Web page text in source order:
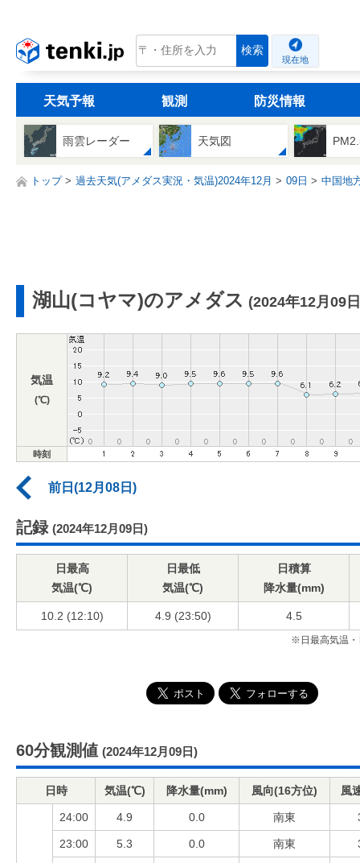
tenki.jp 検索
現在地
天気予報 観測 防災情報
雨雲レーダー 天気図
トップ 過去天気(アメダス実況・気温)2024年12月 09日 中国地
湖山(コヤマ)のアメダス (2024年12月09
気温
(℃)
時刻
前日(12月08日)
記録 (2024年12月09日)
日最高
気温(℃)
日最低
気温(℃)
日積算
降水量(mm)
10.2 (12:10) 4.9 (23:50) 4.5
※日最高気温・
60分観測値 (2024年12月09日)
日時 気温(℃) 降水量(mm) 風向(16方位) 風
24:00 4.9 0.0 南東
23:00 5.3 0.0 南東